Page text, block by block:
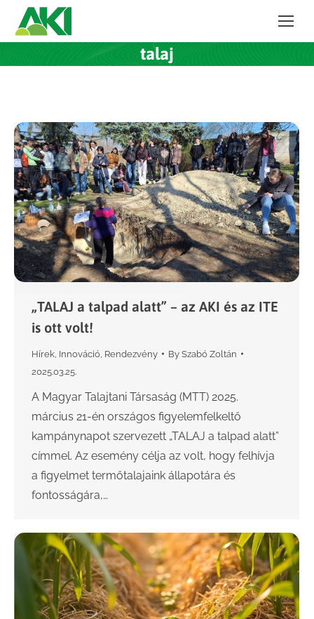
talaj
„TALAJ a talpad alatt” – az AKI és az ITE
is ott volt!
Hírek Innováció Rendezvény By Szabó Zoltán
2025.03.25.
A Magyar Talajtani Társaság (MTT) 2025.
március 21-én országos figyelemfelkeltő
kampánynapot szervezett „TALAJ a talpad alatt”
címmel. Az esemény célja az volt, hogy felhívja
a figyelmet termőtalajaink állapotára és
fontosságára,…